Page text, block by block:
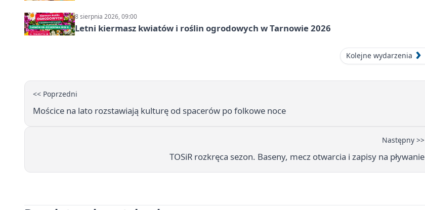
8 sierpnia 2026, 09:00
Letni kiermasz kwiatów i roślin ogrodowych w Tarnowie 2026
Kolejne wydarzenia
<< Poprzedni
Mościce na lato rozstawiają kulturę od spacerów po folkowe noce
Następny >>
TOSiR rozkręca sezon. Baseny, mecz otwarcia i zapisy na pływanie